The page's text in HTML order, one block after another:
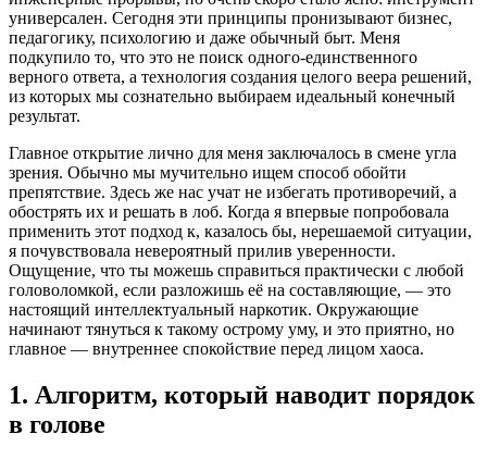
универсален. Сегодня эти принципы пронизывают бизнес,
педагогику, психологию и даже обычный быт. Меня
подкупило то, что это не поиск одного-единственного
верного ответа, а технология создания целого веера решений,
из которых мы сознательно выбираем идеальный конечный
результат.
Главное открытие лично для меня заключалось в смене угла
зрения. Обычно мы мучительно ищем способ обойти
препятствие. Здесь же нас учат не избегать противоречий, а
обострять их и решать в лоб. Когда я впервые попробовала
применить этот подход к, казалось бы, нерешаемой ситуации,
я почувствовала невероятный прилив уверенности.
Ощущение, что ты можешь справиться практически с любой
головоломкой, если разложишь её на составляющие, — это
настоящий интеллектуальный наркотик. Окружающие
начинают тянуться к такому острому уму, и это приятно, но
главное — внутреннее спокойствие перед лицом хаоса.
1. Алгоритм, который наводит порядок
в голове